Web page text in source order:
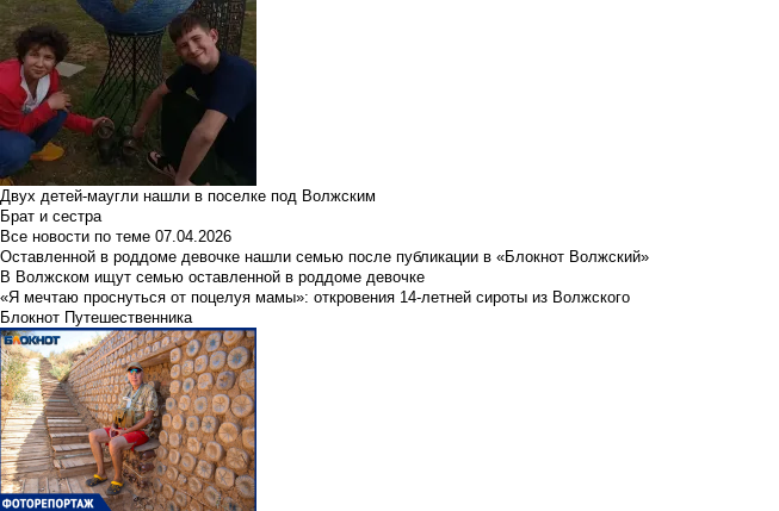
Двух детей-маугли нашли в поселке под Волжским
Брат и сестра
Все новости по теме 07.04.2026
Оставленной в роддоме девочке нашли семью после публикации в «Блокнот Волжский»
В Волжском ищут семью оставленной в роддоме девочке
«Я мечтаю проснуться от поцелуя мамы»: откровения 14-летней сироты из Волжского
Блокнот Путешественника